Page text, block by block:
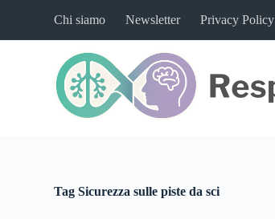
l
Chi siamo Newsletter Privacy Policy
Tag Sicurezza sulle piste da sci